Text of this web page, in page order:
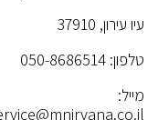
עיו עירון, 37910
טלפון: 050-8686514
מייל: